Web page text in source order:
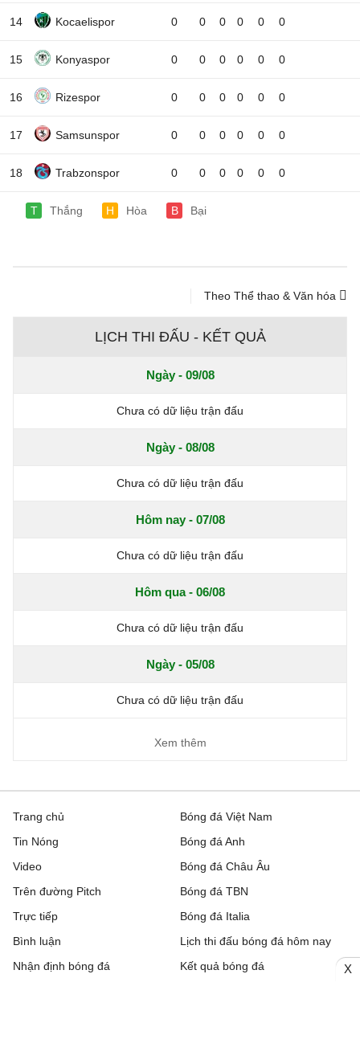
14 Kocaelispor 0 0 0 0 0 0
15 Konyaspor 0 0 0 0 0 0
16 Rizespor 0 0 0 0 0 0
17 Samsunspor 0 0 0 0 0 0
18 Trabzonspor 0 0 0 0 0 0
T Thắng H Hòa B Bại
Theo Thể thao & Văn hóa
LỊCH THI ĐẤU - KẾT QUẢ
Ngày - 09/08
Chưa có dữ liệu trận đấu
Ngày - 08/08
Chưa có dữ liệu trận đấu
Hôm nay - 07/08
Chưa có dữ liệu trận đấu
Hôm qua - 06/08
Chưa có dữ liệu trận đấu
Ngày - 05/08
Chưa có dữ liệu trận đấu
Xem thêm
Trang chủ
Tin Nóng
Video
Trên đường Pitch
Trực tiếp
Bóng đá Việt Nam
Bóng đá Anh
Bóng đá Châu Âu
Bóng đá TBN
Bóng đá Italia
Bình luận
Nhận định bóng đá
Lịch thi đấu bóng đá hôm nay
Kết quả bóng đá
X